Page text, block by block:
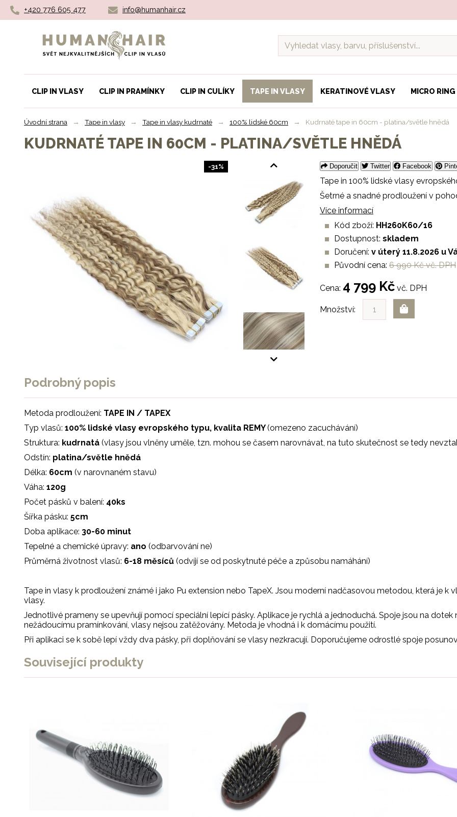
+420 776 605 477 info@humanhair.cz
Humanhair.cz
Úvodní strana → Tape in vlasy → Tape in vlasy kudrnaté → 100% lidské 60cm → Kudrnaté tape in 60cm - platina/světle hnědá
KUDRNATÉ TAPE IN 60CM - PLATINA/SVĚTLE HNĚDÁ
-31% Doporučit Twitter Facebook
Tape in 100% lidské vlasy
Šetrné a snadné prodloužení v
Více informací
Kód zboží: HH260K60/16
Dostupnost:skladem
Doručení:v úterý 11.8.2026 u
Původní cena:6 990 Kč vč. DPH
Cena: 4 799 Kč vč. DPH
Množství:
Podrobný popis
Metoda prodloužení: TAPE IN / TAPEX
Typ vlasů: 100% lidské vlasy evropského typu, kvalita REMY(omezeno zacuchávání)
Struktura: kudrnatá(vlasy jsou vlněny uměle, tzn. mohou se časem narovnávat, na tuto skutečnost se tedy
Odstín: platina/světle hnědá
Délka: 60cm(v narovnaném stavu)
Váha:120g
Počet pásků v balení: 40ks
Šířka pásku:5cm
Doba aplikace: 30-60 minut
Tepelné a chemické úpravy: ano (odbarvování ne)
Průměrná životnost vlasů: 6-18 měsíců (odvíjí se od poskytnuté péče a způsobu namáhání)
Tape in vlasy k prodloužení známé i jako Pu extension nebo TapeX. Jsou moderní nadčasovou metodou, která je k
vlasy.
Jednotlivé prameny se upevňují pomocí speciální lepící pásky. Aplikace je rychlá a jednoduchá. Spoje jsou na
nežádoucímu pramínkování, vlasy nejsou zatěžovány. Metoda je vhodná i k domácímu použití.
Při aplikaci se k sobě lepí vždy dva pásky, při doplňování se vlasy nezkracují. Doporučujeme odrostlé spoje
Související produkty
CLIP IN VLASY CLIP IN PRAMÍNKY CLIP IN CULÍKY TAPE IN VLASY KERATINOVÉ VLASY MICRO